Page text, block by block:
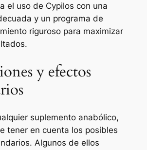
el uso de Cypilos con una
y un programa de
riguroso para maximizar
y efectos
suplemento anabólico,
tener en cuenta los posibles
Algunos de ellos